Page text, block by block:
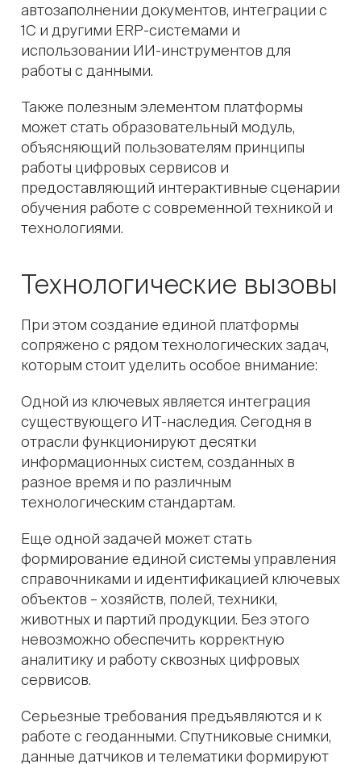
автозаполнении документов, интеграции с
1С и другими ERP-системами и
использовании ИИ-инструментов для
работы с данными.
Также полезным элементом платформы
может стать образовательный модуль,
объясняющий пользователям принципы
работы цифровых сервисов и
предоставляющий интерактивные сценарии
обучения работе с современной техникой и
технологиями.
Технологические вызовы
При этом создание единой платформы
сопряжено с рядом технологических задач,
которым стоит уделить особое внимание:
Одной из ключевых является интеграция
существующего ИТ-наследия. Сегодня в
отрасли функционируют десятки
информационных систем, созданных в
разное время и по различным
технологическим стандартам.
Еще одной задачей может стать
формирование единой системы управления
справочниками и идентификацией ключевых
объектов – хозяйств, полей, техники,
животных и партий продукции. Без этого
невозможно обеспечить корректную
аналитику и работу сквозных цифровых
сервисов.
Серьезные требования предъявляются и к
работе с геоданными. Спутниковые снимки,
данные датчиков и телематики формируют